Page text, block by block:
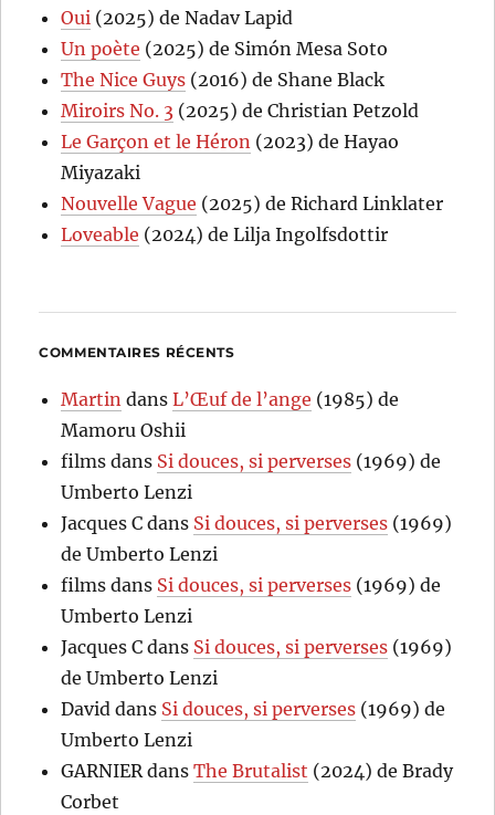
Oui (2025) de Nadav Lapid
Un poète (2025) de Simón Mesa Soto
The Nice Guys (2016) de Shane Black
Miroirs No. 3 (2025) de Christian Petzold
Le Garçon et le Héron (2023) de Hayao
Miyazaki
Nouvelle Vague (2025) de Richard Linklater
Loveable (2024) de Lilja Ingolfsdottir
COMMENTAIRES RÉCENTS
Martin dansL’Œuf de l’ange (1985) de
Mamoru Oshii
films dans Si douces, si perverses (1969) de
Umberto Lenzi
Jacques C dans Si douces, si perverses (1969)
de Umberto Lenzi
films dans Si douces, si perverses (1969) de
Umberto Lenzi
Jacques C dans Si douces, si perverses (1969)
de Umberto Lenzi
David dans Si douces, si perverses (1969) de
Umberto Lenzi
GARNIERdansThe Brutalist (2024) de Brady
Corbet